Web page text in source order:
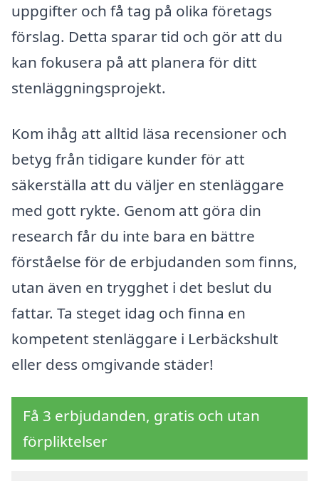
uppgifter och få tag på olika företags
förslag. Detta sparar tid och gör att du
kan fokusera på att planera för ditt
stenläggningsprojekt.
Kom ihåg att alltid läsa recensioner och
betyg från tidigare kunder för att
säkerställa att du väljer en stenläggare
med gott rykte. Genom att göra din
research får du inte bara en bättre
förståelse för de erbjudanden som finns,
utan även en trygghet i det beslut du
fattar. Ta steget idag och finna en
kompetent stenläggare i Lerbäckshult
eller dess omgivande städer!
Få 3 erbjudanden, gratis och utan
förpliktelser